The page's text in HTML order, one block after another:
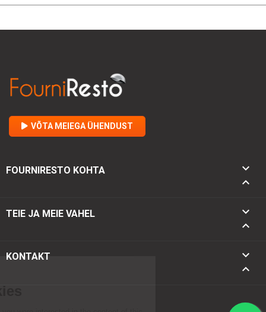
VÕTA MEIEGA ÜHENDUST
FOURNIRESTO KOHTA


TEIE JA MEIE VAHEL


KONTAKT
keyboard_arrow_down
keyboard_arrow_up